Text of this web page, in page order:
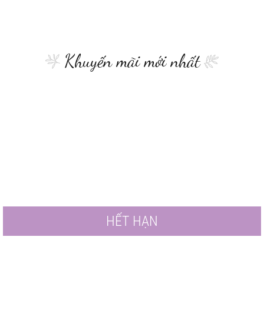
Khuyến mãi mới nhất
HẾT HẠN